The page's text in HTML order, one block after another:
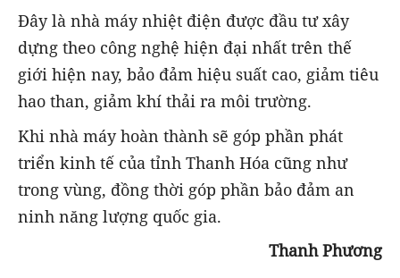
Đây là nhà máy nhiệt điện được đầu tư xây
dựng theo công nghệ hiện đại nhất trên thế
giới hiện nay, bảo đảm hiệu suất cao, giảm tiêu
hao than, giảm khí thải ra môi trường.
Khi nhà máy hoàn thành sẽ góp phần phát
triển kinh tế của tỉnh Thanh Hóa cũng như
trong vùng, đồng thời góp phần bảo đảm an
ninh năng lượng quốc gia.
Thanh Phương